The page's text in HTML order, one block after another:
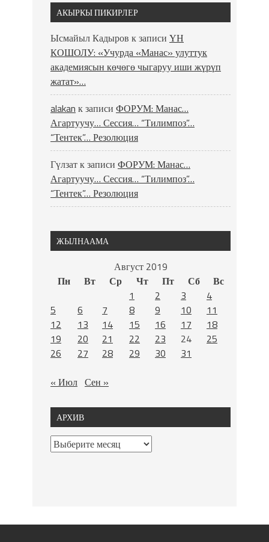
АКЫРКЫ ПИКИРЛЕР
Ысмайыл Кадыров к записи ҮН
КОШОЛУ: «Учурда «Манас» улуттук
академиясын көчөгө чыгаруу иши жүрүп
жатат»…
alakan к записи ФОРУМ: Манас…
Агартуучу… Сессия… “Тилимпоз”…
“Тентек”… Резолюция
Гүлзатк записи ФОРУМ: Манас…
Агартуучу… Сессия… “Тилимпоз”…
“Тентек”… Резолюция
ЖЫЛНААМА
Август 2019
Пн
Вт Ср Чт Пт Сб
Вс
1
2 3
4
5
6 7 8 9 10
11
12
13 14 15 16 17
18
19
20 21 22 23 24
25
26
27 28 29 30
31
« Июл Сен »
АРХИВ